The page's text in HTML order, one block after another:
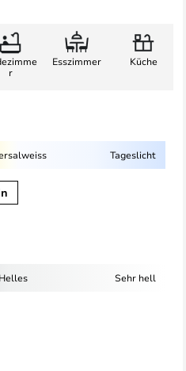
r
Esszimmer Küche
Tageslicht
Helles Sehr hell